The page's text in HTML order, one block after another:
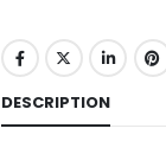
DESCRIPTION